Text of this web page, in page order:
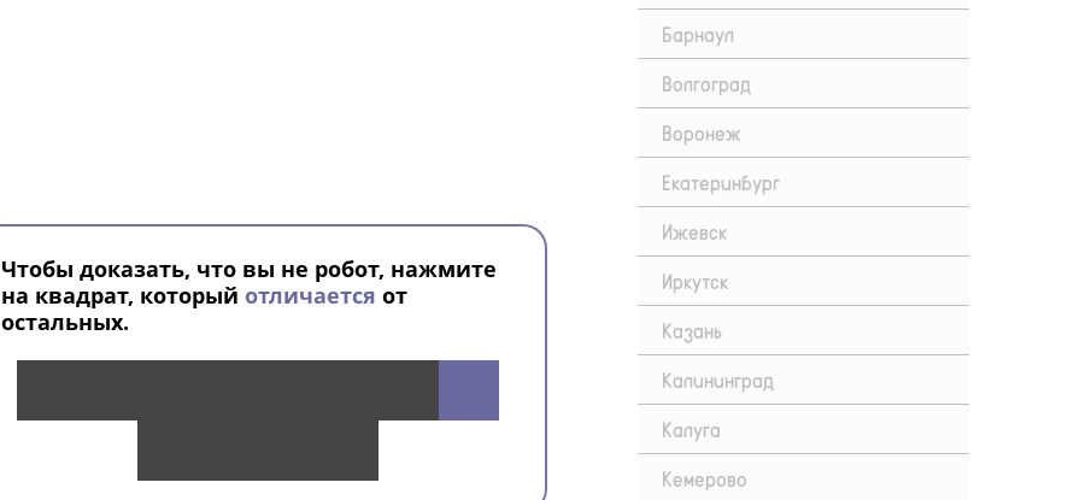
Барнаул
Волгоград
Воронеж
Екатеринбург
Ижевск
Иркутск
Казань
Калининград
Калуга
Кемерово
Чтобы доказать, что вы не робот, нажмите
на квадрат, который отличается от
остальных.